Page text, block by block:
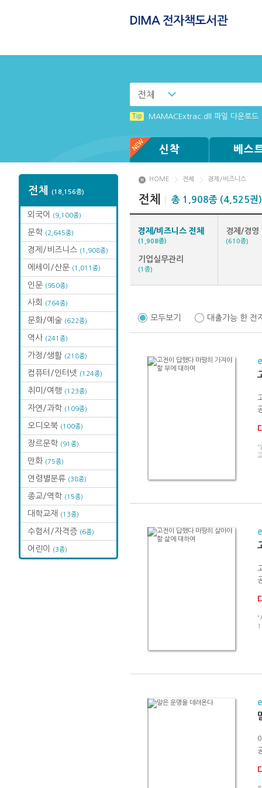
전체
Tip Windows XP에서는 북플레이어
신착 베스
전체 (18,156종)
외국어 (9,100종)
문학 (2,645종)
경제/비즈니스 (1,908종)
에세이/산문 (1,011종)
인문 (950종)
사회 (764종)
문화/예술 (622종)
역사 (241종)
가정/생활 (218종)
컴퓨터/인터넷 (124종)
취미/여행 (123종)
자연/과학 (109종)
오디오북 (100종)
장르문학 (91종)
만화 (75종)
연령별분류 (38종)
종교/역학 (15종)
대학교재 (13종)
수험서/자격증 (6종)
어린이 (3종)
HOME 전체 경제/비즈니스
전체 총 1,908종 (4,525권)
경제/비즈니스 전체
(1,908종)
경제/경영
(610종)
기업실무관리
(1종)
모두보기 대출가능 한 전